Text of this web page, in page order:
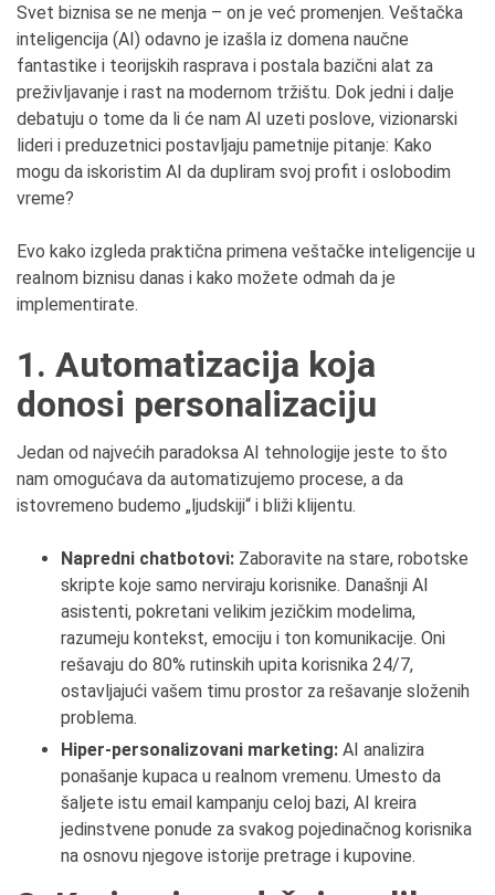
Svet biznisa se ne menja – on je već promenjen. Veštačka
inteligencija (AI) odavno je izašla iz domena naučne
fantastike i teorijskih rasprava i postala bazični alat za
preživljavanje i rast na modernom tržištu. Dok jedni i dalje
debatuju o tome da li će nam AI uzeti poslove, vizionarski
lideri i preduzetnici postavljaju pametnije pitanje: Kako
mogu da iskoristim AI da dupliram svoj profit i oslobodim
vreme?
Evo kako izgleda praktična primena veštačke inteligencije u
realnom biznisu danas i kako možete odmah da je
implementirate.
1. Automatizacija koja
donosi personalizaciju
Jedan od najvećih paradoksa AI tehnologije jeste to što
nam omogućava da automatizujemo procese, a da
istovremeno budemo „ljudskiji“ i bliži klijentu.
Napredni chatbotovi: Zaboravite na stare, robotske
skripte koje samo nerviraju korisnike. Današnji AI
asistenti, pokretani velikim jezičkim modelima,
razumeju kontekst, emociju i ton komunikacije. Oni
rešavaju do 80% rutinskih upita korisnika 24/7,
ostavljajući vašem timu prostor za rešavanje složenih
problema.
Hiper-personalizovani marketing: AI analizira
ponašanje kupaca u realnom vremenu. Umesto da
šaljete istu email kampanju celoj bazi, AI kreira
jedinstvene ponude za svakog pojedinačnog korisnika
na osnovu njegove istorije pretrage i kupovine.